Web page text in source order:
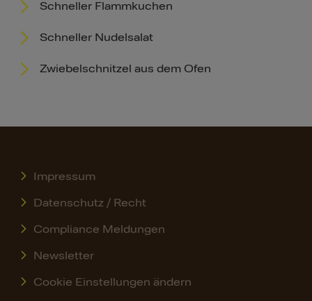
Schneller Flammkuchen
Schneller Nudelsalat
Zwiebelschnitzel aus dem Ofen
Impressum
Datenschutz / Recht
Compliance Meldungen
Newsletter
Cookie Einstellungen ändern